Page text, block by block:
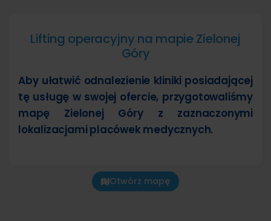
Lifting operacyjny na mapie Zielonej
Góry
Aby ułatwić odnalezienie kliniki posiadającej
tę usługę w swojej ofercie, przygotowaliśmy
mapę Zielonej Góry z zaznaczonymi
lokalizacjami placówek medycznych.
Otwórz mapę